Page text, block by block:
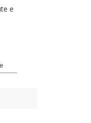
e